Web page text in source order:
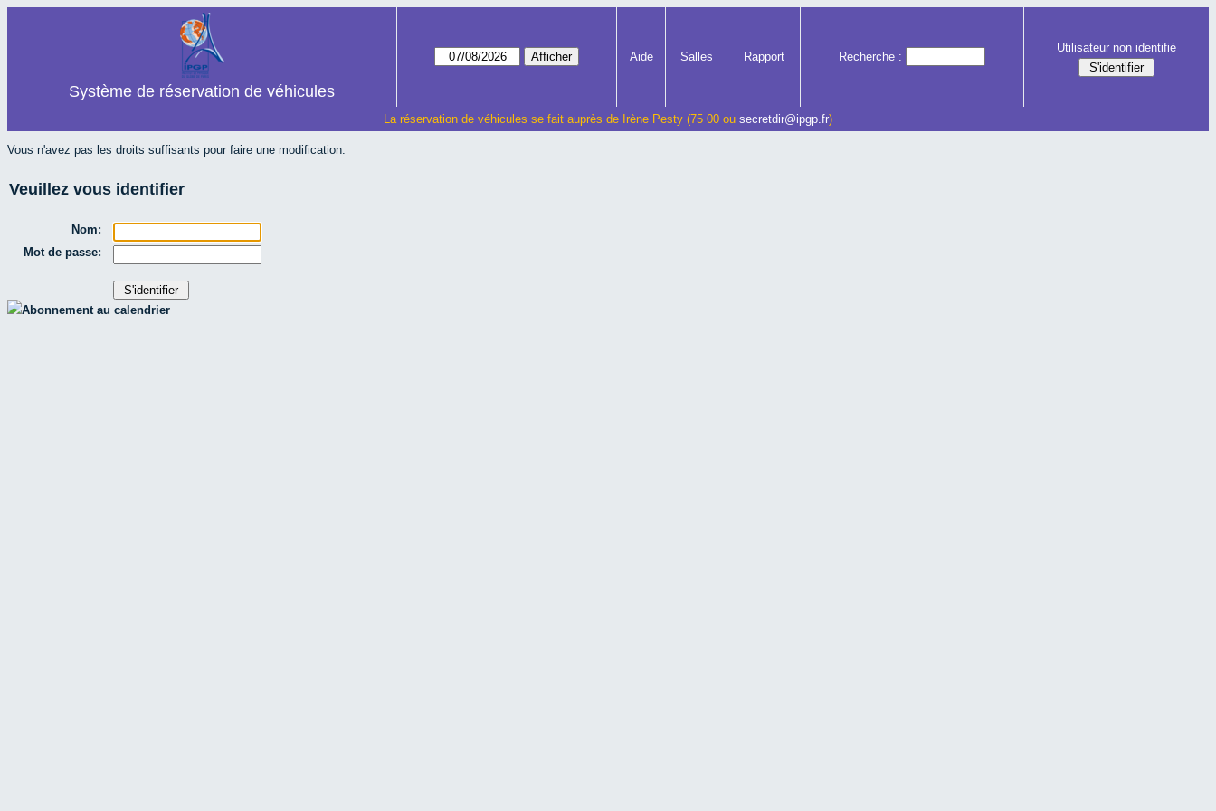
Système de réservation de véhicules
Aide Salles Rapport Recherche :
Utilisateur non identifié
La réservation de véhicules se fait auprès de Irène Pesty (75 00 ou secretdir@ipgp.fr)
Vous n'avez pas les droits suffisants pour faire une modification.
Veuillez vous identifier
Nom:
Mot de passe:
Abonnement au calendrier